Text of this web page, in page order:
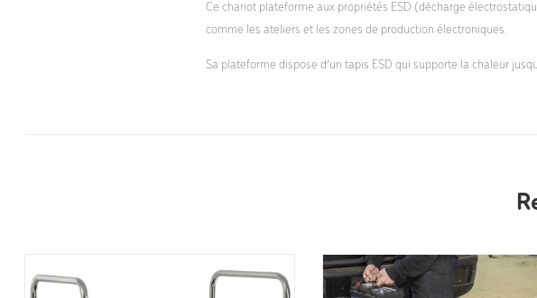
Ce chariot plateforme aux propriétés ESD (décharge
comme les ateliers et les zones de production électroniques.
Sa plateforme dispose d’un tapis ESD qui supporte la chaleur